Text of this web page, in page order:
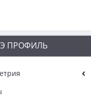
ПРОФИЛЬ